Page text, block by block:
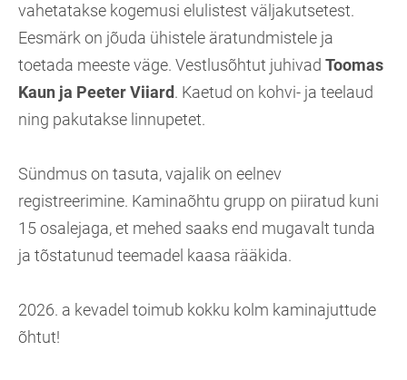
vahetatakse kogemusi elulistest väljakutsetest.
Eesmärk on jõuda ühistele äratundmistele ja
toetada meeste väge. Vestlusõhtut juhivad Toomas
Kaun ja Peeter Viiard. Kaetud on kohvi- ja teelaud
ning pakutakse linnupetet.
Sündmus on tasuta, vajalik on eelnev
registreerimine. Kaminaõhtu grupp on piiratud kuni
15 osalejaga, et mehed saaks end mugavalt tunda
ja tõstatunud teemadel kaasa rääkida.
2026. a kevadel toimub kokku kolm kaminajuttude
õhtut!